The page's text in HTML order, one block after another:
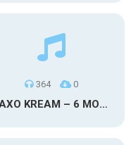
364 0
MAXO KREAM – 6 MONTHS CLEAN